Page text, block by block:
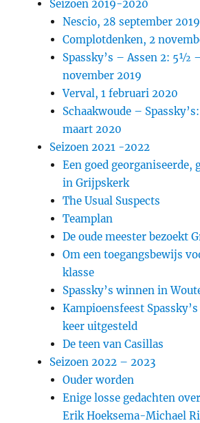
Seizoen 2019-2020
Nescio, 28 september 2019
Complotdenken, 2
Spassky’s – Assen 2: 5½
november 2019
Verval, 1 februari 2020
Schaakwoude –
maart 2020
Seizoen 2021 -2022
Een goed georganiseerde,
in Grijpskerk
The Usual Suspects
Teamplan
De oude meester bezoekt
Om een toegangsbewijs
klasse
Spassky’s winnen in
Kampioensfeest
keer uitgesteld
De teen van Casillas
Seizoen 2022 – 2023
Ouder worden
Enige losse gedachten
Erik Hoeksema-Michael